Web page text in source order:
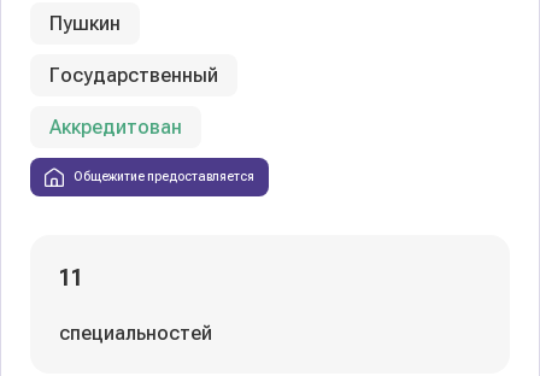
Пушкин
Государственный
Аккредитован
Общежитие предоставляется
11
специальностей